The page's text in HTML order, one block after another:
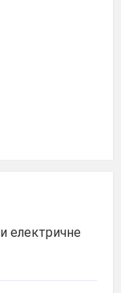
електричне